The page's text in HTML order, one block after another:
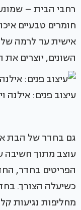
רחבי הבית –
חומרים טבעיים
השונים, יוצרים
עיצוב פנים: אילנה
גם בחדר של הבת
עוצב מתוך חשיבה
הפריטים בחדר,
כשיעלה הצורך.
מחליפות נגיעות